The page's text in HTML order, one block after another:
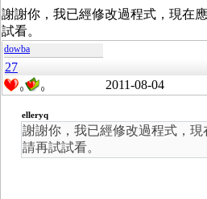
謝謝你，我已經修改過程式，現在
試看。
dowba
27
0 0 2011-08-04
elleryq
謝謝你，我已經修改過程式，
請再試試看。